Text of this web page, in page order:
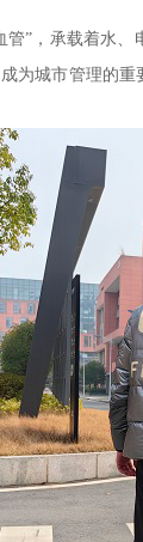
管”，承载着水
为城市管理